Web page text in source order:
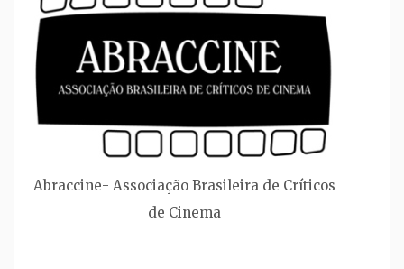
Abraccine- Associação Brasileira de Críticos
de Cinema